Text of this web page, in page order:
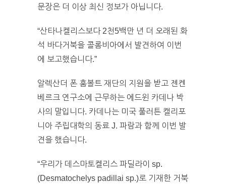
문장은 더 이상 최신 정보가 아닙니다.
“산타나켈리스보다 2천5백만 년 더 오래된 화
석 바다거북을 콜롬비아에서 발견하여 이번
에 보고했습니다.”
알렉산더 폰 훔볼트 재단의 지원을 받고 젠켄
베르크 연구소에 근무하는 에드윈 카데나 박
사의 말입니다. 카데나는 미국 풀러튼 캘리포
니아 주립대학의 동료 J. 파람과 함께 이번 발
견을 했습니다.
“우리가 데스마토켈리스 파딜라이 sp.
(Desmatochelys padillai sp.)로 기재한 거북